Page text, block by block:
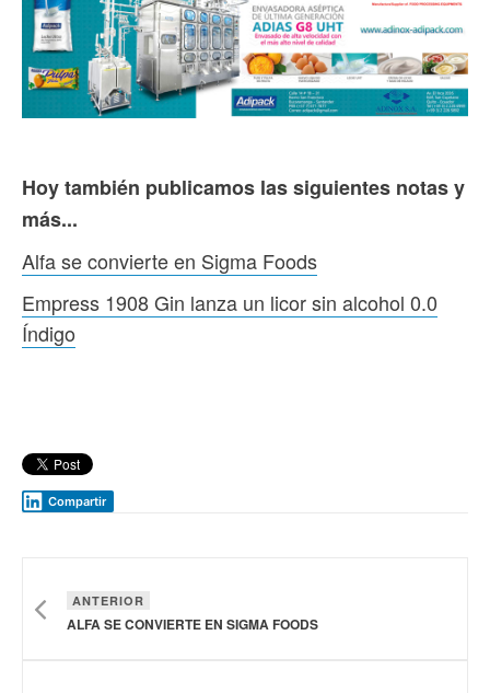
Hoy también publicamos las siguientes notas y
más...
Alfa se convierte en Sigma Foods
Empress 1908 Gin lanza un licor sin alcohol 0.0
Índigo
Compartir
ANTERIOR
ALFA SE CONVIERTE EN SIGMA FOODS